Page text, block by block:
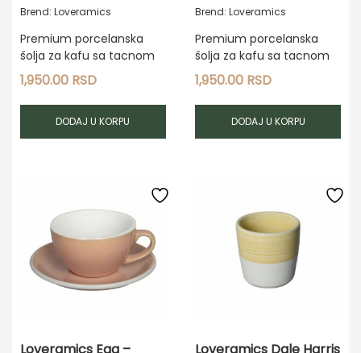
Brend: Loveramics
Premium porcelanska
šolja za kafu sa tacnom
1,950.00 RSD
DODAJ U KORPU
Brend: Loveramics
Premium porcelanska
šolja za kafu sa tacnom
1,950.00 RSD
DODAJ U KORPU